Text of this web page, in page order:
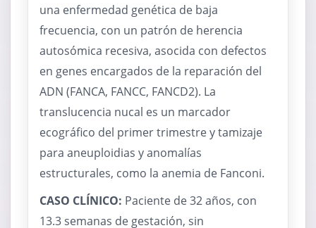
una enfermedad genética de baja
frecuencia, con un patrón de herencia
autosómica recesiva, asocida con defectos
en genes encargados de la reparación del
ADN (FANCA, FANCC, FANCD2). La
translucencia nucal es un marcador
ecográfico del primer trimestre y tamizaje
para aneuploidias y anomalías
estructurales, como la anemia de Fanconi.
CASO CLÍNICO: Paciente de 32 años, con
13.3 semanas de gestación, sin